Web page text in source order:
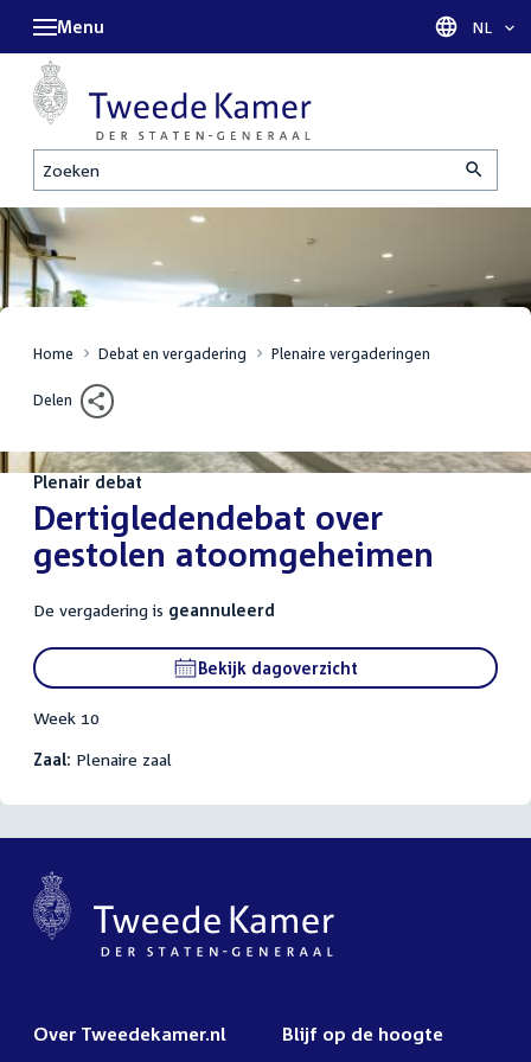
Zoeken
Menu Taal
NL
Home Debat en vergadering Plenaire vergaderingen
Delen
Plenair debat
:Dertigledendebat over
gestolen atoomgeheimen
De vergadering is geannuleerd
Bekijk dagoverzicht
Week 10
Zaal: Plenaire zaal
Over Tweedekamer.nl Blijf op de hoogte